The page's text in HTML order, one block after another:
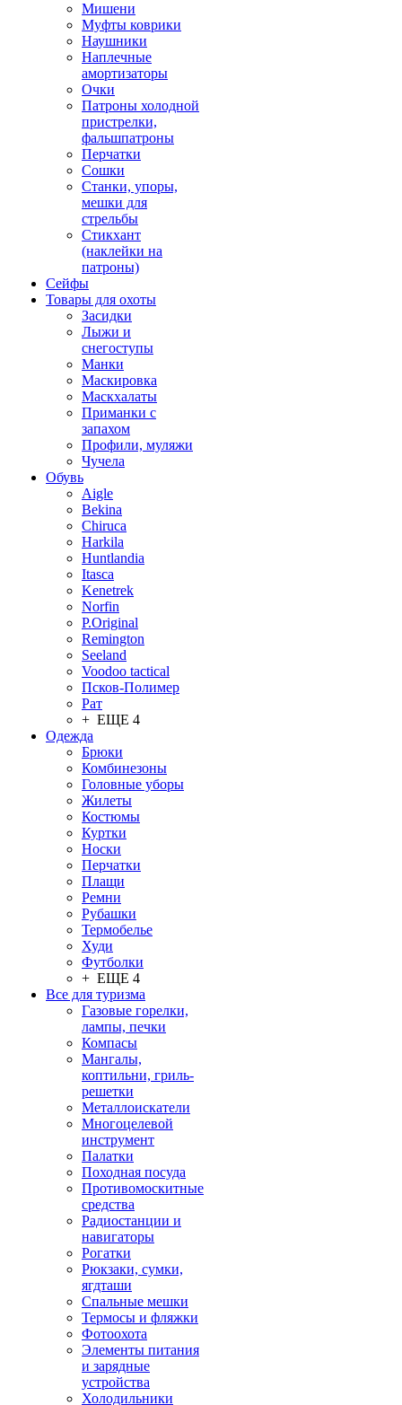
Мишени
Муфты коврики
Наушники
Наплечные
амортизаторы
Очки
Патроны холодной
пристрелки,
фальшпатроны
Перчатки
Сошки
Станки, упоры,
мешки для
стрельбы
Стикхант
(наклейки на
патроны)
Сейфы
Товары для охоты
Засидки
Лыжи и
снегоступы
Манки
Маскировка
Маскхалаты
Приманки с
запахом
Профили, муляжи
Чучела
Обувь
Aigle
Bekina
Chiruсa
Harkila
Huntlandia
Itasca
Kenetrek
Norfin
P.Original
Remington
Seeland
Voodoo tactical
Псков-Полимер
Рат
+ ЕЩЕ 4
Одежда
Брюки
Комбинезоны
Головные уборы
Жилеты
Костюмы
Куртки
Носки
Перчатки
Плащи
Ремни
Рубашки
Термобелье
Худи
Футболки
+ ЕЩЕ 4
Все для туризма
Газовые горелки,
лампы, печки
Компасы
Мангалы,
коптильни, гриль-
решетки
Металлоискатели
Многоцелевой
инструмент
Палатки
Походная посуда
Противомоскитные
средства
Радиостанции и
навигаторы
Рогатки
Рюкзаки, сумки,
ягдташи
Спальные мешки
Термосы и фляжки
Фотоохота
Элементы питания
и зарядные
устройства
Холодильники